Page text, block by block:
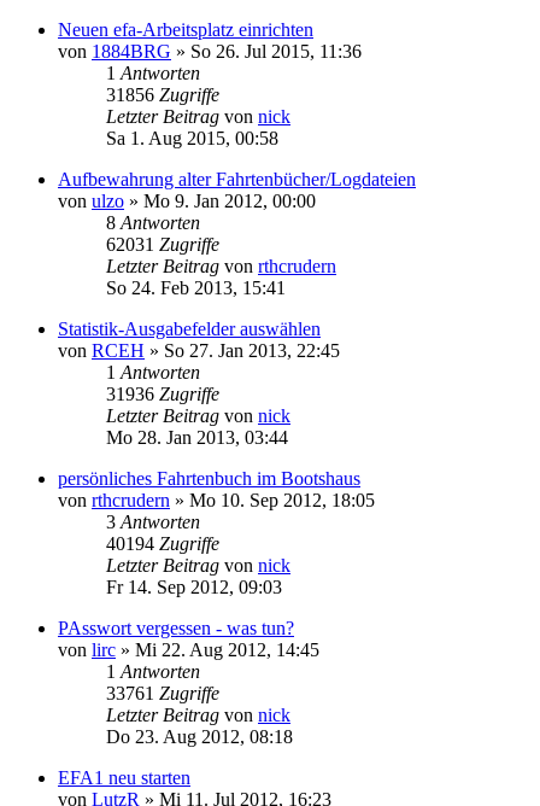
Neuen efa-Arbeitsplatz einrichten
von 1884BRG » So 26. Jul 2015, 11:36
1 Antworten
31856 Zugriffe
Letzter Beitrag von nick
Sa 1. Aug 2015, 00:58
Aufbewahrung alter Fahrtenbücher/Logdateien
von ulzo » Mo 9. Jan 2012, 00:00
8 Antworten
62031 Zugriffe
Letzter Beitrag von rthcrudern
So 24. Feb 2013, 15:41
Statistik-Ausgabefelder auswählen
von RCEH » So 27. Jan 2013, 22:45
1 Antworten
31936 Zugriffe
Letzter Beitrag von nick
Mo 28. Jan 2013, 03:44
persönliches Fahrtenbuch im Bootshaus
von rthcrudern » Mo 10. Sep 2012, 18:05
3 Antworten
40194 Zugriffe
Letzter Beitrag von nick
Fr 14. Sep 2012, 09:03
PAsswort vergessen - was tun?
von lirc » Mi 22. Aug 2012, 14:45
1 Antworten
33761 Zugriffe
Letzter Beitrag von nick
Do 23. Aug 2012, 08:18
EFA1 neu starten
von LutzR » Mi 11. Jul 2012, 16:23